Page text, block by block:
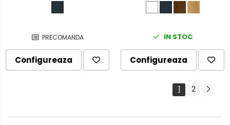
PRECOMANDA
Configureaza
IN STOC
Configureaza
1 2